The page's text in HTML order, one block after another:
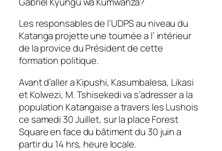
Les responsables de l’UDPS au niveau du
Katanga projette une tournée a l’ intérieur
de la provice du Président de cette
formation politique.
Avant d’aller a Kipushi, Kasumbalesa, Likasi
et Kolwezi, M. Tshisekedi va s’adresser a la
population Katangaise a travers les Lushois
ce samedi 30 Juillet, sur la place Forest
Square en face du bâtiment du 30 juin a
partir du 14 hrs, heure locale.